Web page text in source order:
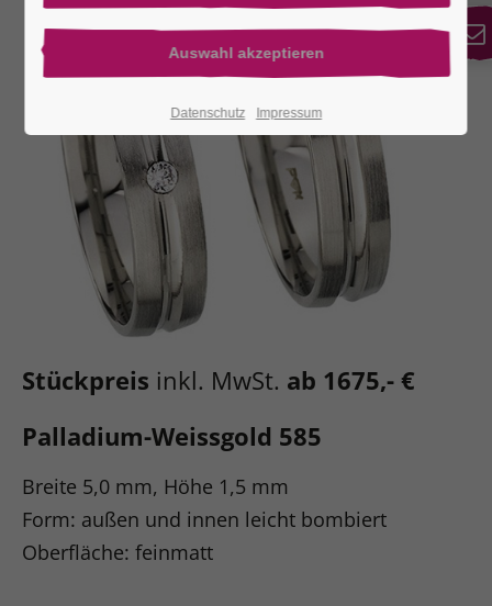
Stückpreis inkl. MwSt. ab 1675,- €
Palladium-Weissgold 585
Breite 5,0 mm, Höhe 1,5 mm
Form: außen und innen leicht bombiert
Oberfläche: feinmatt
Datenschutz Impressum